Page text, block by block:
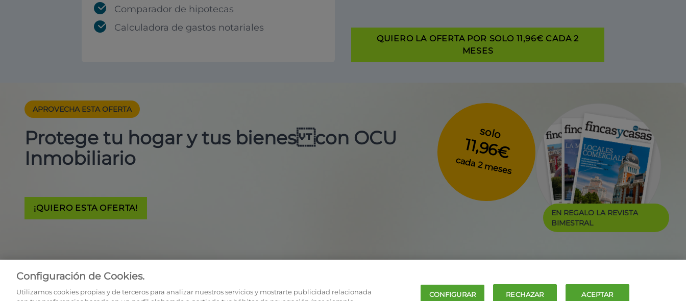
Comparador de hipotecas
Calculadora de gastos notariales
QUIERO LA OFERTA POR SOLO 11,96€ CADA 2
MESES
APROVECHA ESTAOFERTA
Protege tu hogar y tus bienes con OCU
Inmobiliario
¡QUIERO ESTA OFERTA!
solo
11,96€
cada 2 meses
EN REGALO LA REVISTA
BIMESTRAL
Configuración de Cookies.
Utilizamos cookies propias y de terceros para analizar nuestros servicios y mostrarte publicidad relacionada
CONFIGURAR RECHAZAR ACEPTAR